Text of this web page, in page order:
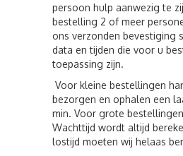
persoon hulp aanwezig te
bestelling 2 of meer
ons verzonden bevestiging
data en tijden die voor u
toepassing zijn.
Voor kleine bestellingen
bezorgen en ophalen een
min. Voor grote
Wachttijd wordt altijd
lostijd moeten wij helaas